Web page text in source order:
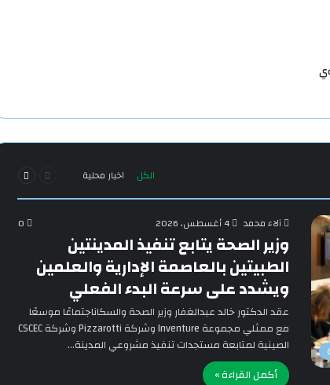
الكل اخبار محلية
الصفحة
آلاء محمد 4 أغسطس، 2026 0
وزير الصحة يتابع تنفيذ المدينتين
الطبيتين بالعاصمة الإدارية والعلمين
ويشدد على سرعة البدء الفعلي
‎عقد الدكتور خالد عبدالغفار وزير الصحة والسكاناجتماعًا موسعًا
مع ممثلي مجموعة Inventure وشركة Pizzarotti وشركة CSCEC
الصينية لمتابعة مستجدات تنفيذ مشروعي المدينة…
أكمل القراءة »